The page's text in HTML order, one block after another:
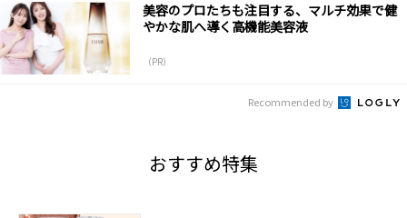
美容のプロたちも注目する、マルチ効果で健
やかな肌へ導く高機能美容液
（PR）
Recommended by
おすすめ特集